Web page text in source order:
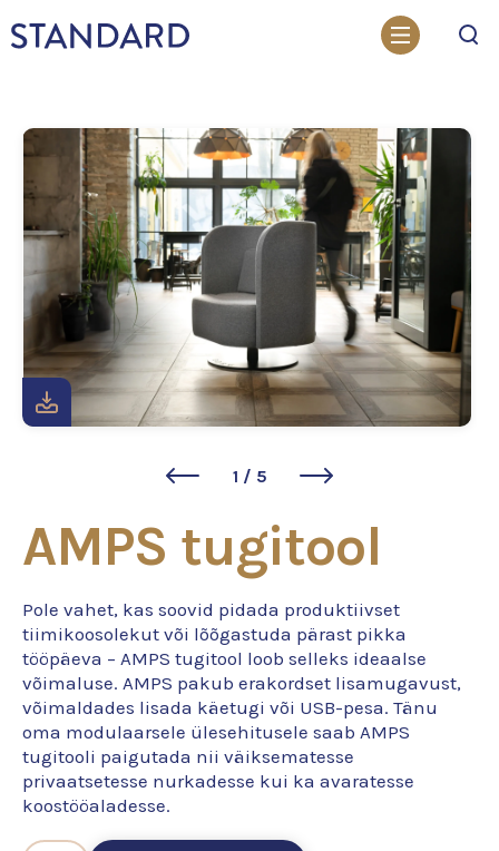
1 / 5
AMPS tugitool
Pole vahet, kas soovid pidada produktiivset
tiimikoosolekut või lõõgastuda pärast pikka
tööpäeva – AMPS tugitool loob selleks ideaalse
võimaluse. AMPS pakub erakordset lisamugavust,
võimaldades lisada käetugi või USB-pesa. Tänu
oma modulaarsele ülesehitusele saab AMPS
tugitooli paigutada nii väiksematesse
privaatsetesse nurkadesse kui ka avaratesse
koostööaladesse.